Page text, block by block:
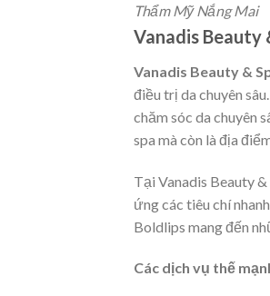
Thẩm Mỹ Nắng Mai
Vanadis Beauty
Vanadis Beauty &
điều trị da chuyên
chăm sóc da chuyên
spa mà còn là địa
Tại Vanadis Beauty
ứng các tiêu chí
Boldlips mang đến
Các dịch vụ thế